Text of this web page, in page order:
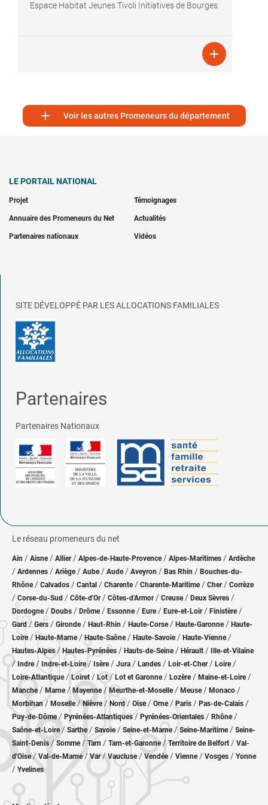
Espace Habitat Jeunes Tivoli Initiatives de Bourges

 Voir les autres Promeneurs du département
LE PORTAIL NATIONAL
Projet Témoignages
Annuaire des Promeneurs du Net Actualités
Partenaires nationaux Vidéos
SITE DÉVELOPPÉ PAR LES ALLOCATIONS FAMILIALES
Partenaires
Partenaires Nationaux
Le réseau promeneurs du net
Ain / Aisne/ Allier/ Alpes-de-Haute-Provence / Alpes-Maritimes / Ardèche
/ Ardennes / Ariège/ Aube/ Aude / Aveyron / Bas Rhin / Bouches-du-
Rhône/ Calvados / Cantal / Charente / Charente-Maritime/ Cher / Corrèze
/ Corse-du-Sud / Côte-d'Or / Côtes-d'Armor/ Creuse/ Deux Sèvres /
Dordogne/ Doubs / Drôme/ Essonne / Eure/ Eure-et-Loir / Finistère/
Gard/ Gers / Gironde/ Haut-Rhin / Haute-Corse/ Haute-Garonne/ Haute-
Loire/Haute-Marne/ Haute-Saône/ Haute-Savoie/ Haute-Vienne/
Hautes-Alpes/ Hautes-Pyrénées / Hauts-de-Seine/ Hérault / Ille-et-Vilaine
/ Indre/ Indre-et-Loire/ Isère/ Jura / Landes / Loir-et-Cher/ Loire/
Loire-Atlantique/ Loiret / Lot/ Lot et Garonne/ Lozère / Maine-et-Loire/
Manche/ Marne/ Mayenne/ Meurthe-et-Moselle/ Meuse/ Monaco /
Morbihan/ Moselle/ Nièvre / Nord/ Oise / Orne/Paris / Pas-de-Calais /
Puy-de-Dôme/ Pyrénées-Atlantiques / Pyrénées-Orientales / Rhône/
Saône-et-Loire/ Sarthe/ Savoie/ Seine-et-Marne/ Seine-Maritime/ Seine-
Saint-Denis /Somme/ Tarn / Tarn-et-Garonne/Territoire de Belfort / Val-
d'Oise/ Val-de-Marne/Var/Vaucluse/ Vendée/ Vienne/ Vosges / Yonne
/ Yvelines